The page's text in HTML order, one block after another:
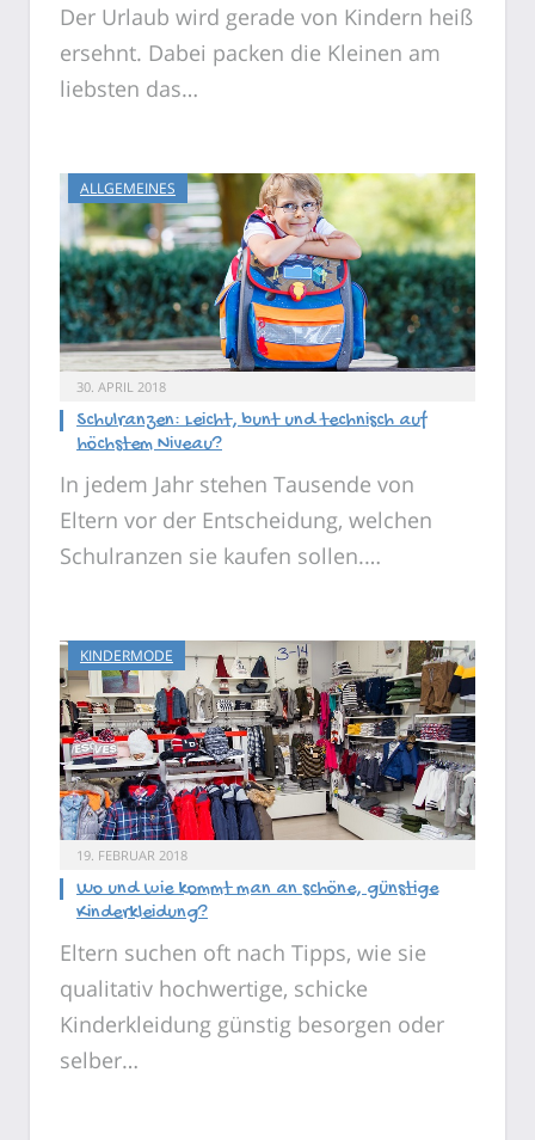
Der Urlaub wird gerade von Kindern heiß
ersehnt. Dabei packen die Kleinen am
liebsten das…
ALLGEMEINES
30. APRIL 2018
Schulranzen: Leicht, bunt und technisch auf
höchstem Niveau?
In jedem Jahr stehen Tausende von
Eltern vor der Entscheidung, welchen
Schulranzen sie kaufen sollen.…
KINDERMODE
19. FEBRUAR 2018
Wo und wie kommt man an schöne, günstige
Kinderkleidung?
Eltern suchen oft nach Tipps, wie sie
qualitativ hochwertige, schicke
Kinderkleidung günstig besorgen oder
selber…